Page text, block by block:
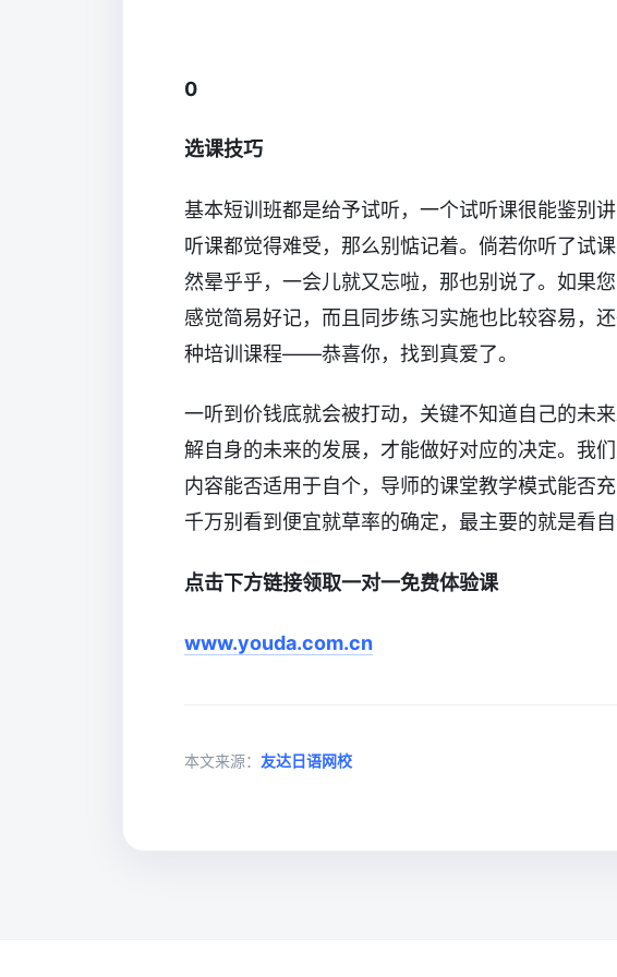
0
选课技巧
基本短训班都是给予试听，一个试听课很能鉴别
听课都觉得难受，那么别惦记着。倘若你听了试
然晕乎乎，一会儿就又忘啦，那也别说了。如果
感觉简易好记，而且同步练习实施也比较容易，
种培训课程——恭喜你，找到真爱了。
一听到价钱底就会被打动，关键不知道自己的未
解自身的未来的发展，才能做好对应的决定。我
内容能否适用于自个，导师的课堂教学模式能否
千万别看到便宜就草率的确定，最主要的就是看自
点击下方链接领取一对一免费体验课
www.youda.com.cn
本文来源： 友达日语网校